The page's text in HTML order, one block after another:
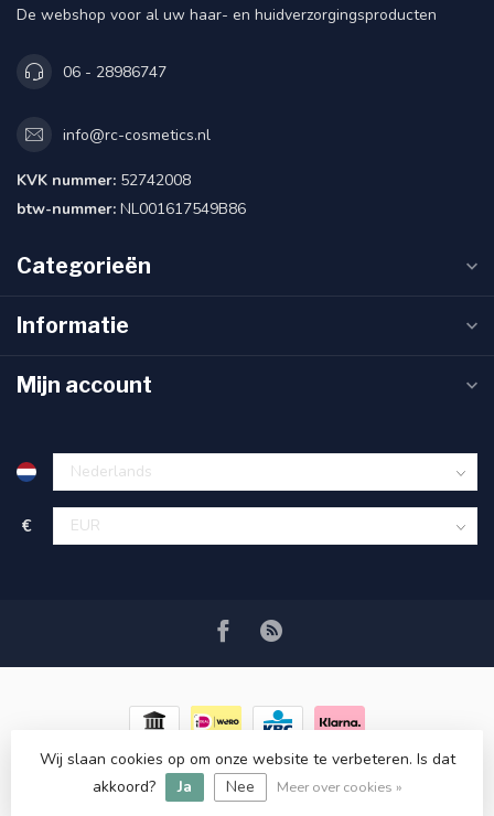
De webshop voor al uw haar- en huidverzorgingsproducten
06 - 28986747
info@rc-cosmetics.nl
KVK nummer: 52742008
btw-nummer: NL001617549B86
Categorieën
Informatie
Mijn account
€
© Copyright 2026 RC COSMETICS- Powered byLightspeed-
Lightspeed design
Dyvelopment
Wij slaan cookies op om onze website te verbeteren. Is dat
akkoord?
Ja Nee Meer over cookies »